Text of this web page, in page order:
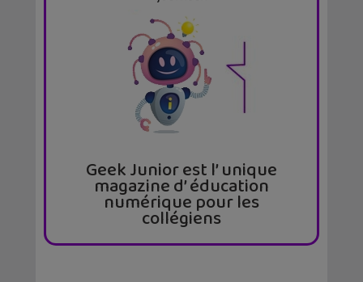
Geek Junior est l’ unique
magazine d’ éducation
numérique pour les
collégiens